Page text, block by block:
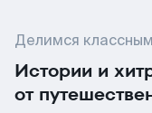
Делимся
Истории и
от